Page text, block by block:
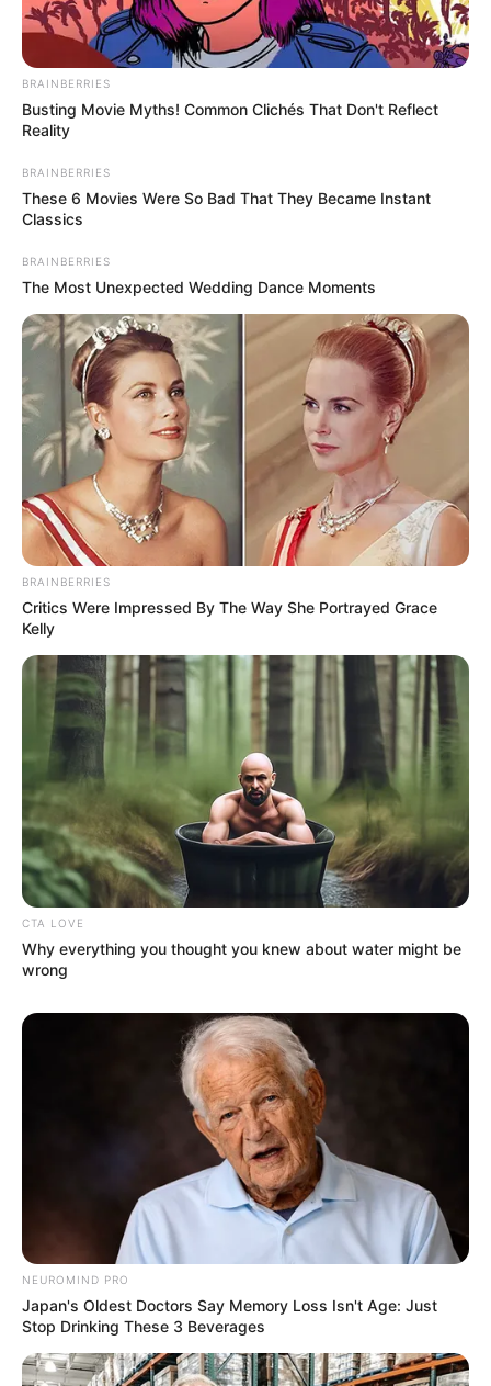
BRAINBERRIES
Busting Movie Myths! Common Clichés That Don't Reflect
Reality
BRAINBERRIES
These 6 Movies Were So Bad That They Became Instant
Classics
BRAINBERRIES
The Most Unexpected Wedding Dance Moments
BRAINBERRIES
Critics Were Impressed By The Way She Portrayed Grace
Kelly
CTA LOVE
Why everything you thought you knew about water might be
wrong
NEUROMIND PRO
Japan's Oldest Doctors Say Memory Loss Isn't Age: Just
Stop Drinking These 3 Beverages